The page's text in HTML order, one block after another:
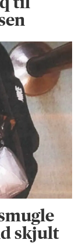
skjult